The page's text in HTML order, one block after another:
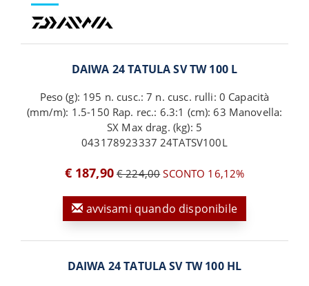
DAIWA 24 TATULA SV TW 100 L
Peso (g): 195 n. cusc.: 7 n. cusc. rulli: 0 Capacità
(mm/m): 1.5-150 Rap. rec.: 6.3:1 (cm): 63 Manovella:
SX Max drag. (kg): 5
043178923337 24TATSV100L
€ 187,90 € 224,00SCONTO 16,12%
avvisami quando disponibile
DAIWA 24 TATULA SV TW 100 HL